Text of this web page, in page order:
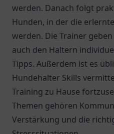
werden. Danach folgt
Hunden, in der die
werden. Die Trainer
auch den Haltern
Tipps. Außerdem ist es
Hundehalter Skills
Training zu Hause
Themen gehören
Verstärkung und die